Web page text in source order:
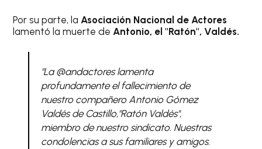
Por su parte, la Asociación Nacional de Actores
lamentó la muerte de Antonio, el "Ratón", Valdés.
"La @andactores lamenta
profundamente el fallecimiento de
nuestro compañero Antonio Gómez
Valdés de Castillo,"Ratón Valdés",
miembro de nuestro sindicato. Nuestras
condolencias a sus familiares y amigos.